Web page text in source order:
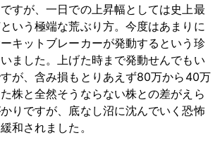
すが、一日での上昇幅としては史上最
いう極端な荒ぶり方。今度はあまりに
キットブレーカーが発動するという珍
ました。上げた時まで発動せんでもい
が、含み損もとりあえず80万から40万
株と全然そうならない株との差がえら
りですが、底なし沼に沈んでいく恐怖
和されました。